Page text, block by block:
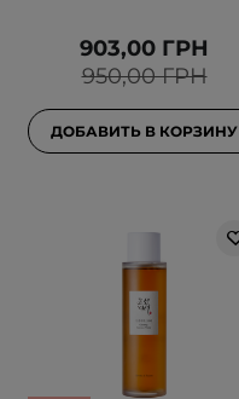
950,00 ГРН
903,00 ГРН
ДОБАВИТЬ В КОРЗИНУ